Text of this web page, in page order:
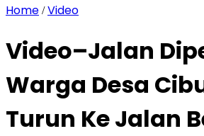
Home /Video
Video–Jalan
Warga Desa
Turun Ke Jalan